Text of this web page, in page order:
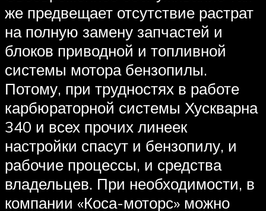
же предвещает отсутствие растрат
на полную замену запчастей и
блоков приводной и топливной
системы мотора бензопилы.
Потому, при трудностях в работе
карбюраторной системы Хускварна
340 и всех прочих линеек
настройки спасут и бензопилу, и
рабочие процессы, и средства
владельцев. При необходимости, в
компании «Коса-моторс» можно